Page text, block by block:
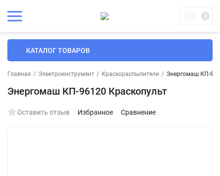
0
КАТАЛОГ ТОВАРОВ
Главная / Электроинструмент / Краскораспылители / Энергомаш КП-
Энергомаш КП-96120 Краскопульт
Оставить отзыв Избранное Сравнение